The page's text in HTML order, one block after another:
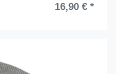
16,90 € *